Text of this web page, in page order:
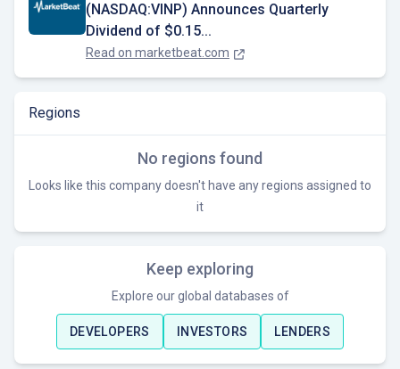
(NASDAQ:VINP) Announces Quarterly
Dividend of $0.15...
Read on marketbeat.com
Regions
No regions found
Looks like this company doesn't have any regions assigned to
it
Keep exploring
Explore our global databases of
DEVELOPERS INVESTORS LENDERS